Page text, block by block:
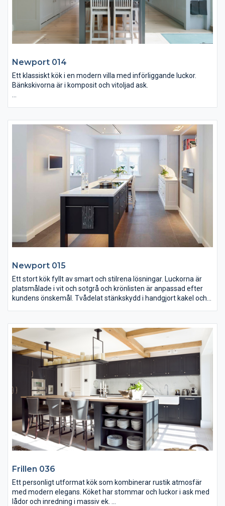
Newport 014
Ett klassiskt kök i en modern villa med införliggande luckor.
Bänkskivorna är i komposit och vitoljad ask.
ovanför ön möter den klassiska stilen i den moderna miljön.
Stekhällen är planlimmad och knopparna är i krom. Kyl och frys
från Gaggenau är integrerad i köksskåpen.
Newport 015
Ett stort kök fyllt av smart och stilrena lösningar. Luckorna är
platsmålade i vit och sotgrå och krönlisten är anpassad efter
kundens önskemål. Tvådelat stänkskydd i handgjort kakel och
Köksön är i sotgrå och det sitter belysning i underredet. Benen
är ihåliga för uppdragning av el och bänkskivorna är i vitoljad
ask och Carrara marmor med planlimmad häll. Köksfläkten är
integrerad i taket och ugnen från Miele är inbyggd i väggen och
har ett inbyggt kokboksfack ovanför.
Frillen 036
Ett personligt utformat kök som kombinerar rustik atmosfär
med modern elegans. Köket har stommar och luckor i ask med
lådor och inredning i massiv ek.